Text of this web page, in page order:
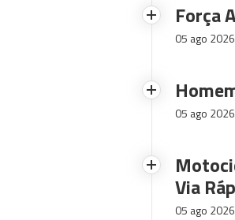
Força
05 ago 2026
05 ago 2026
Via
05 ago 2026